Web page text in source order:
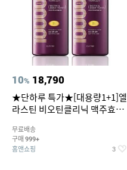
10% 18,790
★단하루 특가★[대용량1+1]엘
라스틴 비오틴클리닉 맥주효모
택1)
무료배송
구매 999+
홈앤쇼핑 3